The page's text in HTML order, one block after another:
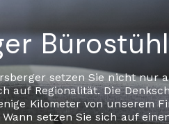
setzen Sie nicht nur
auf Regionalität. Die
Kilometer von unserem
setzen Sie sich auf